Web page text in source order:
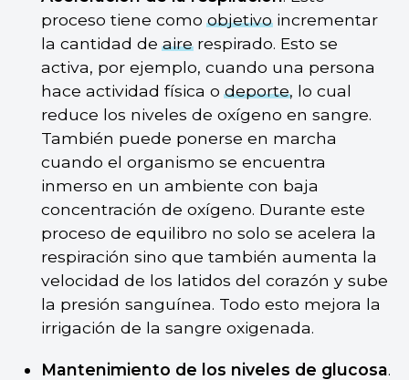
proceso tiene comoobjetivoincrementar
la cantidad deairerespirado. Esto se
activa, por ejemplo, cuando una persona
hace actividad física odeporte, lo cual
reduce los niveles de oxígeno en sangre.
También puede ponerse en marcha
cuando el organismo se encuentra
inmerso en un ambiente con baja
concentración de oxígeno. Durante este
proceso de equilibro no solo se acelera la
respiración sino que también aumenta la
velocidad de los latidos del corazón y sube
la presión sanguínea. Todo esto mejora la
irrigación de la sangre oxigenada.
Mantenimiento de los niveles de glucosa.